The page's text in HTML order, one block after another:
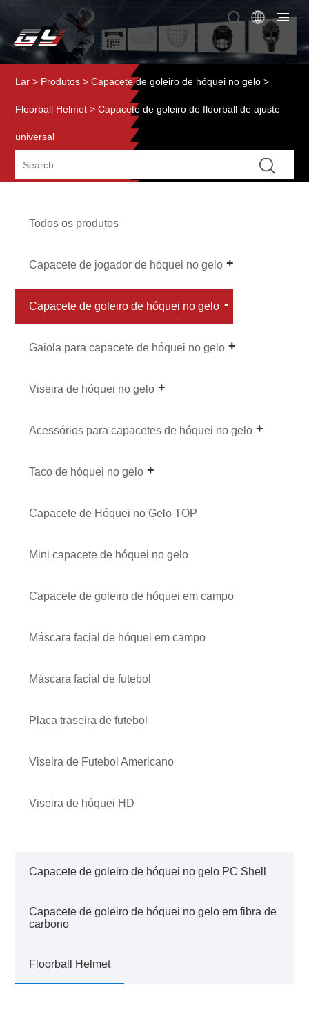
Lar > Produtos >Capacete de goleiro de hóquei no gelo >
Floorball Helmet > Capacete de goleiro de floorball de ajuste
universal
Todos os produtos
Capacete de jogador de hóquei no gelo
Capacete de goleiro de hóquei no gelo
Gaiola para capacete de hóquei no gelo
Viseira de hóquei no gelo
Acessórios para capacetes de hóquei no gelo
Taco de hóquei no gelo
Capacete de Hóquei no Gelo TOP
Mini capacete de hóquei no gelo
Capacete de goleiro de hóquei em campo
Máscara facial de hóquei em campo
Máscara facial de futebol
Placa traseira de futebol
Viseira de Futebol Americano
Viseira de hóquei HD
Capacete de goleiro de hóquei no gelo PC Shell
Capacete de goleiro de hóquei no gelo em fibra de
carbono
Floorball Helmet